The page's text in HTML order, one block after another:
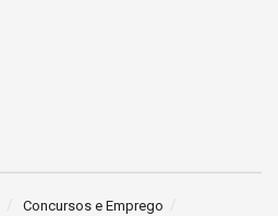
Concursos e Emprego